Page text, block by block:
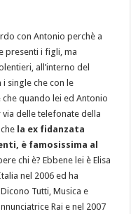
con Antonio perchè a
presenti i figli, ma
all’interno del
single che con le
quando lei ed Antonio
delle telefonate della
la ex fidanzata
è famosissima al
chi è? Ebbene lei è Elisa
nel 2006 ed ha
Tutti, Musica e
Rai e nel 2007